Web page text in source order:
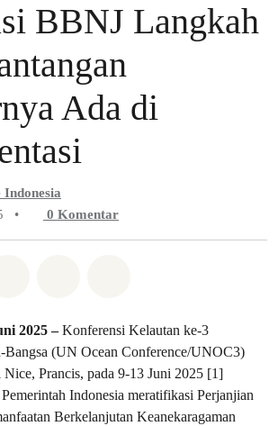
BBNJ Langkah
Ada di
Indonesia
• 0 Komentar
2025 –Konferensi Kelautan ke-3
Bangsa (UN Ocean Conference/UNOC3)
Prancis, pada 9-13 Juni 2025 [1]
Indonesia meratifikasi Perjanjian
Berkelanjutan Keanekaragaman